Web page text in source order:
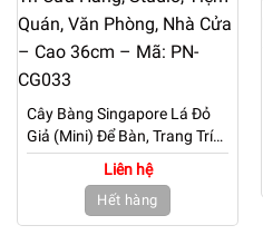
Cây Bàng Singapore Lá Đỏ
Giả (Mini) Để Bàn, Trang Trí
Cửa Hàng, Studio, Tiệm
Quán, Văn Phòng, Nhà Cửa
– Cao 36cm – Mã: PN-
CG033
Liên hệ
Hết hàng